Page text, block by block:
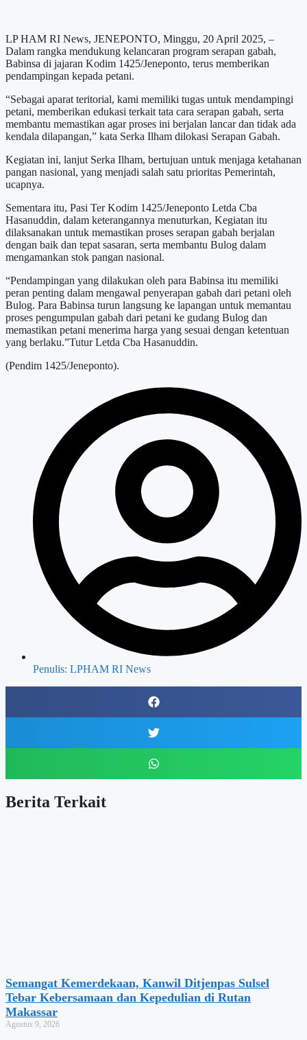
LP HAM RI News, JENEPONTO, Minggu, 20 April 2025, –
Dalam rangka mendukung kelancaran program serapan gabah,
Babinsa di jajaran Kodim 1425/Jeneponto, terus memberikan
pendampingan kepada petani.
“Sebagai aparat teritorial, kami memiliki tugas untuk mendampingi
petani, memberikan edukasi terkait tata cara serapan gabah, serta
membantu memastikan agar proses ini berjalan lancar dan tidak ada
kendala dilapangan,” kata Serka Ilham dilokasi Serapan Gabah.
Kegiatan ini, lanjut Serka Ilham, bertujuan untuk menjaga ketahanan
pangan nasional, yang menjadi salah satu prioritas Pemerintah,
ucapnya.
Sementara itu, Pasi Ter Kodim 1425/Jeneponto Letda Cba
Hasanuddin, dalam keterangannya menuturkan, Kegiatan itu
dilaksanakan untuk memastikan proses serapan gabah berjalan
dengan baik dan tepat sasaran, serta membantu Bulog dalam
mengamankan stok pangan nasional.
“Pendampingan yang dilakukan oleh para Babinsa itu memiliki
peran penting dalam mengawal penyerapan gabah dari petani oleh
Bulog. Para Babinsa turun langsung ke lapangan untuk memantau
proses pengumpulan gabah dari petani ke gudang Bulog dan
memastikan petani menerima harga yang sesuai dengan ketentuan
yang berlaku.”Tutur Letda Cba Hasanuddin.
(Pendim 1425/Jeneponto).
Penulis: LPHAM RI News
Berita Terkait
Semangat Kemerdekaan, Kanwil Ditjenpas Sulsel
Tebar Kebersamaan dan Kepedulian di Rutan
Makassar
Agustus 9, 2026